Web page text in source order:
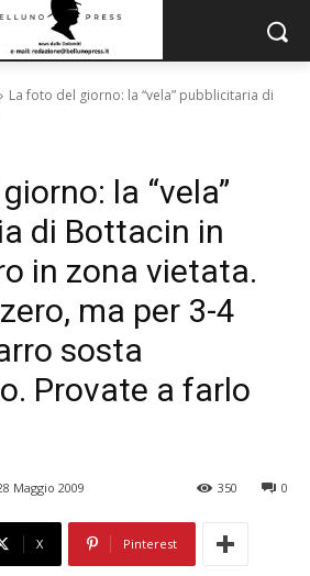
La foto del giorno: la “vela” pubblicitaria di
la “vela”
di Bottacin in
in zona vietata.
ma per 3-4
sosta
Provate a farlo
Maggio 2009 0
350
X Pinterest